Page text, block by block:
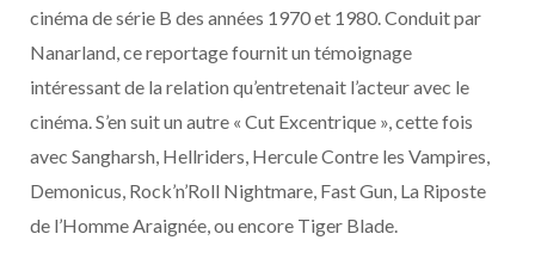
cinéma de série B des années 1970 et 1980. Conduit par
Nanarland, ce reportage fournit un témoignage
intéressant de la relation qu’entretenait l’acteur avec le
cinéma. S’en suit un autre « Cut Excentrique », cette fois
avec Sangharsh, Hellriders, Hercule Contre les Vampires,
Demonicus, Rock’n’Roll Nightmare, Fast Gun, La Riposte
de l’Homme Araignée, ou encore Tiger Blade.